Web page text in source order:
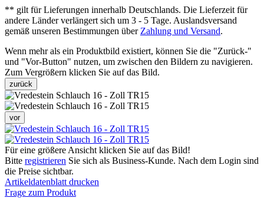
** gilt für Lieferungen innerhalb Deutschlands. Die Lieferzeit für
andere Länder verlängert sich um 3 - 5 Tage. Auslandsversand
gemäß unseren Bestimmungen über Zahlung und Versand.
Wenn mehr als ein Produktbild existiert, können Sie die "Zurück-"
und "Vor-Button" nutzen, um zwischen den Bildern zu navigieren.
Zum Vergrößern klicken Sie auf das Bild.
zurück
vor
Für eine größere Ansicht klicken Sie auf das Bild!
Bitte registrieren Sie sich als Business-Kunde. Nach dem Login sind
die Preise sichtbar.
Artikeldatenblatt drucken
Frage zum Produkt